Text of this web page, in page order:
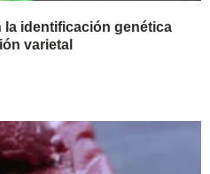
la identificación genética
varietal